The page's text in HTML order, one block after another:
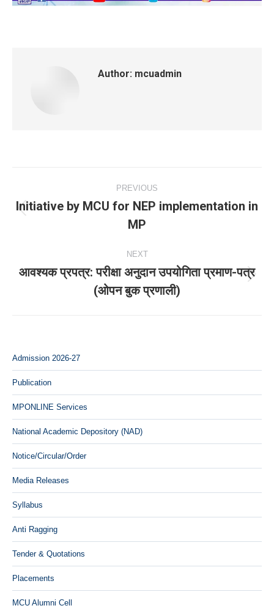
Author: mcuadmin
navigation
PREVIOUS
post:
Initiative by MCU for NEP implementation in
MP
NEXT
Next
post:
आवश्‍यक प्रपत्र: परीक्षा अनुदान उपयोगिता प्रमाण-पत्र
(ओपन बुक प्रणाली)
Admission 2026-27
Publication
MPONLINE Services
National Academic Depository (NAD)
Notice/Circular/Order
Media Releases
Syllabus
Anti Ragging
Tender & Quotations
Placements
MCU Alumni Cell